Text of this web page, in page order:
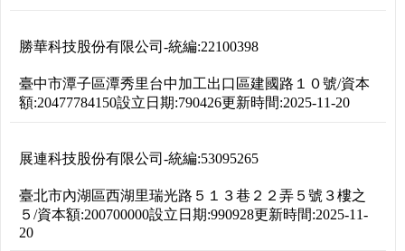
勝華科技股份有限公司 -統編:22100398
臺中市潭子區潭秀里台中加工出口區建國路１０號/資本
額:20477784150設立日期:790426更新時間:2025-11-20
展連科技股份有限公司 -統編:53095265
臺北市內湖區西湖里瑞光路５１３巷２２弄５號３樓之
５ /資本額:200700000設立日期:990928更新時間:2025-11-
20